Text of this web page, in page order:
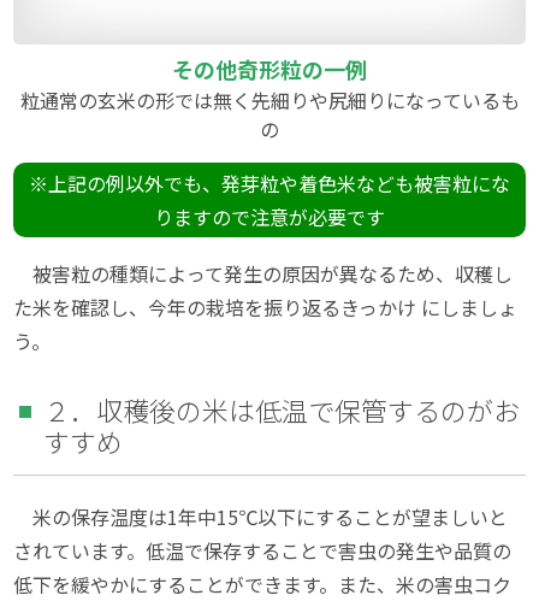
その他奇形粒の一例
粒通常の玄米の形では無く先細りや尻細りになっているも
の
※上記の例以外でも、発芽粒や着色米なども被害粒にな
りますので注意が必要です
被害粒の種類によって発生の原因が異なるため、収穫し
た米を確認し、今年の栽培を振り返るきっかけ にしましょ
う。
２．収穫後の米は低温で保管するのがお
すすめ
米の保存温度は1年中15℃以下にすることが望ましいと
されています。低温で保存することで害虫の発生や品質の
低下を緩やかにすることができます。また、米の害虫コク